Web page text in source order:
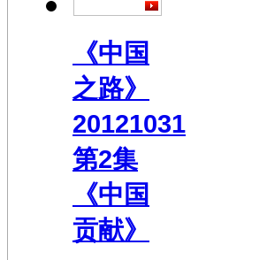
《中国
之路》
20121031
第2集
《中国
贡献》